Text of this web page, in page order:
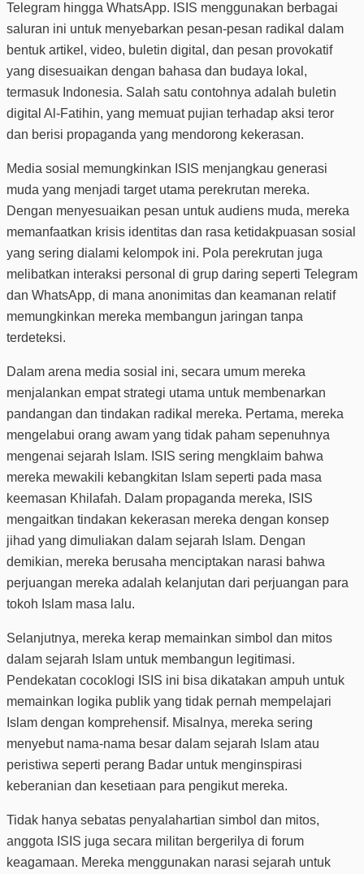
Telegram hingga WhatsApp. ISIS menggunakan berbagai
saluran ini untuk menyebarkan pesan-pesan radikal dalam
bentuk artikel, video, buletin digital, dan pesan provokatif
yang disesuaikan dengan bahasa dan budaya lokal,
termasuk Indonesia. Salah satu contohnya adalah buletin
digital Al-Fatihin, yang memuat pujian terhadap aksi teror
dan berisi propaganda yang mendorong kekerasan.
Media sosial memungkinkan ISIS menjangkau generasi
muda yang menjadi target utama perekrutan mereka.
Dengan menyesuaikan pesan untuk audiens muda, mereka
memanfaatkan krisis identitas dan rasa ketidakpuasan sosial
yang sering dialami kelompok ini. Pola perekrutan juga
melibatkan interaksi personal di grup daring seperti Telegram
dan WhatsApp, di mana anonimitas dan keamanan relatif
memungkinkan mereka membangun jaringan tanpa
terdeteksi​.
Dalam arena media sosial ini, secara umum mereka
menjalankan empat strategi utama untuk membenarkan
pandangan dan tindakan radikal mereka. Pertama, mereka
mengelabui orang awam yang tidak paham sepenuhnya
mengenai sejarah Islam. ISIS sering mengklaim bahwa
mereka mewakili kebangkitan Islam seperti pada masa
keemasan Khilafah. Dalam propaganda mereka, ISIS
mengaitkan tindakan kekerasan mereka dengan konsep
jihad yang dimuliakan dalam sejarah Islam. Dengan
demikian, mereka berusaha menciptakan narasi bahwa
perjuangan mereka adalah kelanjutan dari perjuangan para
tokoh Islam masa lalu.
Selanjutnya, mereka kerap memainkan simbol dan mitos
dalam sejarah Islam untuk membangun legitimasi.
Pendekatan cocoklogi ISIS ini bisa dikatakan ampuh untuk
memainkan logika publik yang tidak pernah mempelajari
Islam dengan komprehensif. Misalnya, mereka sering
menyebut nama-nama besar dalam sejarah Islam atau
peristiwa seperti perang Badar untuk menginspirasi
keberanian dan kesetiaan para pengikut mereka.
Tidak hanya sebatas penyalahartian simbol dan mitos,
anggota ISIS juga secara militan bergerilya di forum
keagamaan. Mereka menggunakan narasi sejarah untuk